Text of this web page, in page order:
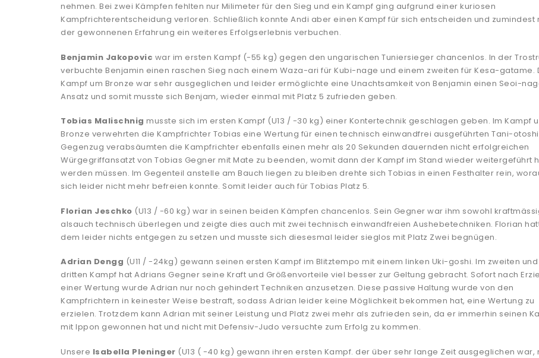
nehmen. Bei zwei Kämpfen fehlten nur Milimeter für den Sieg und ein Kampf ging aufgrund einer kuriosen
Kampfrichterentscheidung verloren. Schließlich konnte Andi aber einen Kampf für sich entscheiden und zumindest
der gewonnenen Erfahrung ein weiteres Erfolgserlebnis verbuchen.
Benjamin Jakopovic war im ersten Kampf (-55 kg) gegen den ungarischen Tuniersieger chancenlos. In der
verbuchte Benjamin einen raschen Sieg nach einem Waza-ari für Kubi-nage und einem zweiten für Kesa-gatame.
Kampf um Bronze war sehr ausgeglichen und leider ermöglichte eine Unachtsamkeit von Benjamin einen Seoi-
Ansatz und somit musste sich Benjam, wieder einmal mit Platz 5 zufrieden geben.
Tobias Malischnig musste sich im ersten Kampf (U13 / -30 kg) einer Kontertechnik geschlagen geben. Im Kampf
Bronze verwehrten die Kampfrichter Tobias eine Wertung für einen technisch einwandfrei ausgeführten Tani-
Gegenzug verabsäumten die Kampfrichter ebenfalls einen mehr als 20 Sekunden dauernden nicht erfolgreichen
Würgegriffansatzt von Tobias Gegner mit Mate zu beenden, womit dann der Kampf im Stand wieder weitergeführt
werden müssen. Im Gegenteil anstelle am Bauch liegen zu bleiben drehte sich Tobias in einen Festhalter rein,
sich leider nicht mehr befreien konnte. Somit leider auch für Tobias Platz 5.
Florian Jeschko (U13 / -60 kg) war in seinen beiden Kämpfen chancenlos. Sein Gegner war ihm sowohl
alsauch technisch überlegen und zeigte dies auch mit zwei technisch einwandfreien Aushebetechniken. Florian
dem leider nichts entgegen zu setzen und musste sich diesesmal leider sieglos mit Platz Zwei begnügen.
Adrian Dengg (U11 / -24kg) gewann seinen ersten Kampf im Blitztempo mit einem linken Uki-goshi. Im zweiten und
dritten Kampf hat Adrians Gegner seine Kraft und Größenvorteile viel besser zur Geltung gebracht. Sofort nach
einer Wertung wurde Adrian nur noch gehindert Techniken anzusetzen. Diese passive Haltung wurde von den
Kampfrichtern in keinester Weise bestraft, sodass Adrian leider keine Möglichkeit bekommen hat, eine Wertung zu
erzielen. Trotzdem kann Adrian mit seiner Leistung und Platz zwei mehr als zufrieden sein, da er immerhin seinen
mit Ippon gewonnen hat und nicht mit Defensiv-Judo versuchte zum Erfolg zu kommen.
Unsere Isabella Pleninger (U13 ( -40 kg) gewann ihren ersten Kampf. der über sehr lange Zeit ausgeglichen war,